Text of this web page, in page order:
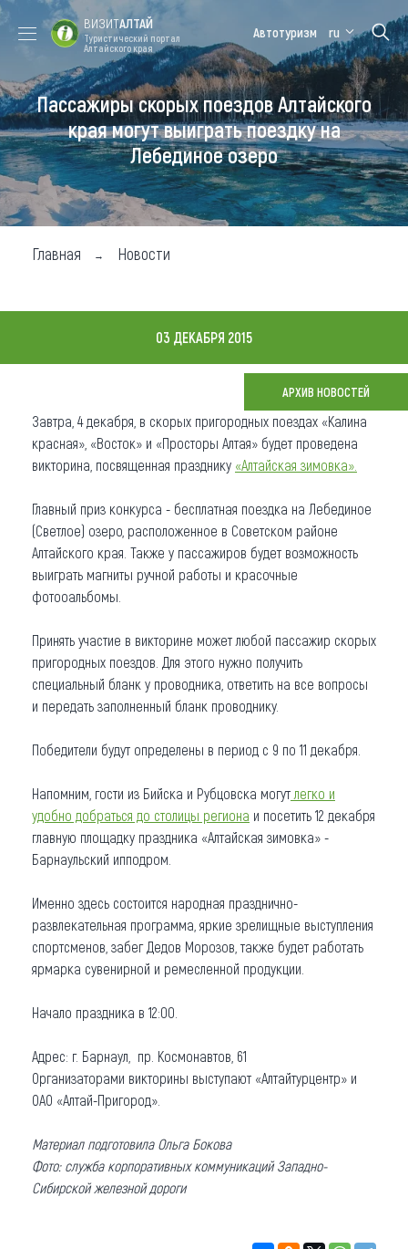
Форум VISIT
ALTAI
Цветение
маральника
Медицинский
форум
Алтайская
зимовка
Туры
Где побывать
Чем заняться
Карта
Что привезти (сувениры)
О регионе
Коллекция впечатлений
Другие рубрики
ВИЗИТАЛТАЙ
Туристический портал
Алтайского края
Автотуризм ru
Пассажиры скорых поездов Алтайского
края могут выиграть поездку на
Лебединое озеро
Главная Новости
03 ДЕКАБРЯ 2015
АРХИВ НОВОСТЕЙ
Завтра, 4 декабря, в скорых пригородных поездах «Калина
красная», «Восток» и «Просторы Алтая» будет проведена
викторина, посвященная празднику «Алтайская зимовка».
Главный приз конкурса - бесплатная поездка на Лебединое
(Светлое) озеро, расположенное в Советском районе
Алтайского края. Также у пассажиров будет возможность
выиграть магниты ручной работы и красочные
фотооальбомы.
Принять участие в викторине может любой пассажир скорых
пригородных поездов. Для этого нужно получить
специальный бланк у проводника, ответить на все вопросы
и передать заполненный бланк проводнику.
Победители будут определены в период с 9 по 11 декабря.
Напомним, гости из Бийска и Рубцовска могут легко и
удобно добраться до столицы региона и посетить 12 декабря
главную площадку праздника «Алтайская зимовка» -
Барнаульский ипподром.
Именно здесь состоится народная празднично-
развлекательная программа, яркие зрелищные выступления
спортсменов, забег Дедов Морозов, также будет работать
ярмарка сувенирной и ремесленной продукции.
Начало праздника в 12:00.
Адрес: г. Барнаул, пр. Космонавтов, 61
Организаторами викторины выступают «Алтайтурцентр» и
ОАО «Алтай-Пригород».
Материал подготовила Ольга Бокова
Фото: служба корпоративных коммуникаций Западно-
Сибирской железной дороги